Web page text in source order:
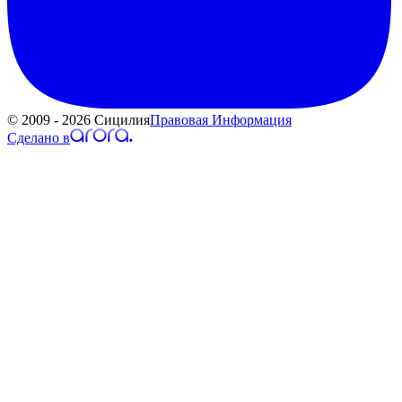
© 2009 - 2026 СицилияПравовая Информация
Сделано в